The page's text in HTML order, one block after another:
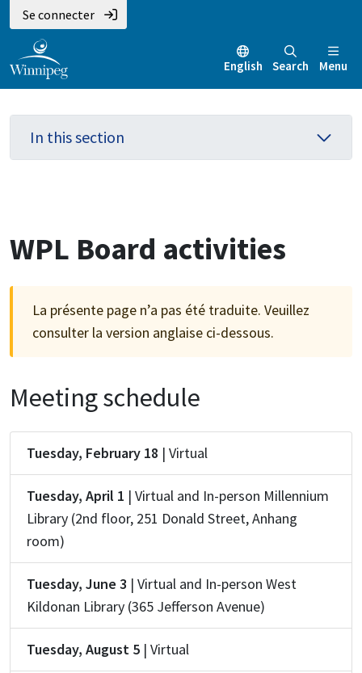
Aller
au
contenu
principal
Skip
to
main
menu
Skip
to
footer
Se connecter
English Search Menu
In this section
WPL Board activities
La présente page n’a pas été traduite. Veuillez
consulter la version anglaise ci-dessous.
Meeting schedule
Tuesday, February 18 | Virtual
Tuesday, April 1 | Virtual and In-person Millennium
Library (2nd floor, 251 Donald Street, Anhang
room)
Tuesday, June 3 | Virtual and In-person West
Kildonan Library (365 Jefferson Avenue)
Tuesday, August 5 | Virtual